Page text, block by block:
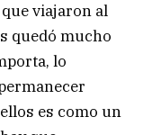
viajaron al
quedó mucho
lo
es como un